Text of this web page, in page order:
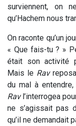
surviennent, on
qu’Hachem nous
On raconte qu’un
« Que fais-tu ? »
était son activité
Mais le Rav
du mal à
Ravl’interrogea
ne s’agissait pas
qu’il ne demandait